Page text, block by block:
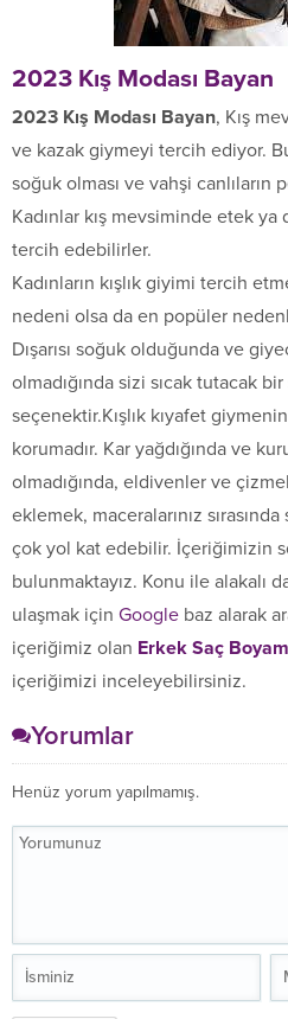
2023 Kış Modası Bayan
2023 Kış Modası Bayan, Kış
ve kazak giymeyi tercih ediyor.
soğuk olması ve vahşi canlıların
Kadınlar kış mevsiminde etek
tercih edebilirler.
Kadınların kışlık giyimi tercih
nedeni olsa da en popüler
Dışarısı soğuk olduğunda ve
olmadığında sizi sıcak tutacak
seçenektir.Kışlık kıyafet
korumadır. Kar yağdığında ve
olmadığında, eldivenler ve
eklemek, maceralarınız
çok yol kat edebilir. İçeriğimizin
bulunmaktayız. Konu ile alakalı
ulaşmak için Google baz alarak
içeriğimiz olan Erkek Saç
içeriğimizi inceleyebilirsiniz.
Yorumlar
Henüz yorum yapılmamış.